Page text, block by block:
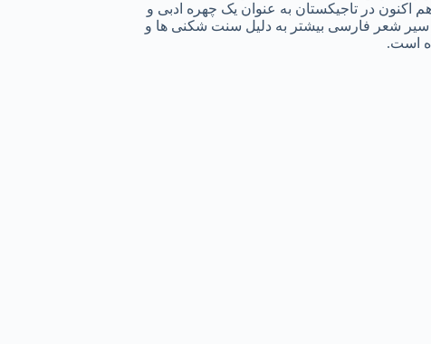
اکنون در تاجیکستان به عنوان یک چهره ادبی و
سیر شعر فارسی بیشتر به دلیل سنت شکنی ها و
است.